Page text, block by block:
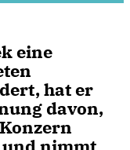
eine
hat er
davon,